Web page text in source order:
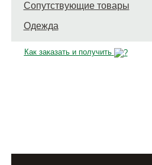
Сопутствующие товары
Одежда
Как заказать и получить